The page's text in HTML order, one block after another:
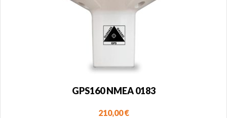
GPS160 NMEA 0183
210,00€